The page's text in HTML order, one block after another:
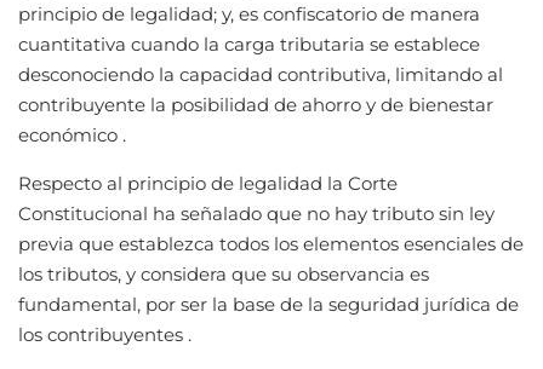
principio de legalidad; y, es confiscatorio de manera
cuantitativa cuando la carga tributaria se establece
desconociendo la capacidad contributiva, limitando al
contribuyente la posibilidad de ahorro y de bienestar
económico .
Respecto al principio de legalidad la Corte
Constitucional ha señalado que no hay tributo sin ley
previa que establezca todos los elementos esenciales de
los tributos, y considera que su observancia es
fundamental, por ser la base de la seguridad jurídica de
los contribuyentes .